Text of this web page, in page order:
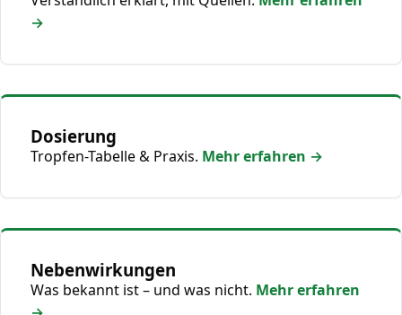
→
Dosierung
Tropfen-Tabelle & Praxis. Mehr erfahren →
Nebenwirkungen
Was bekannt ist – und was nicht. Mehr erfahren